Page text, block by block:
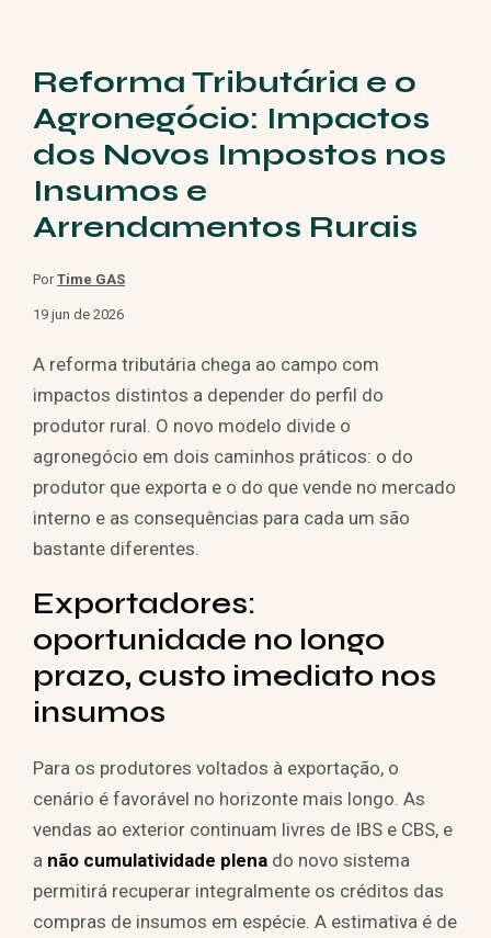
Reforma Tributária e o
Agronegócio: Impactos
dos Novos Impostos nos
Insumos e
Arrendamentos Rurais
PorTime GAS
19 jun de 2026
A reforma tributária chega ao campo com
impactos distintos a depender do perfil do
produtor rural. O novo modelo divide o
agronegócio em dois caminhos práticos: o do
produtor que exporta e o do que vende no mercado
interno e as consequências para cada um são
bastante diferentes.
Exportadores:
oportunidade no longo
prazo, custo imediato nos
insumos
Para os produtores voltados à exportação, o
cenário é favorável no horizonte mais longo. As
vendas ao exterior continuam livres de IBS e CBS, e
a não cumulatividade plena do novo sistema
permitirá recuperar integralmente os créditos das
compras de insumos em espécie. A estimativa é de